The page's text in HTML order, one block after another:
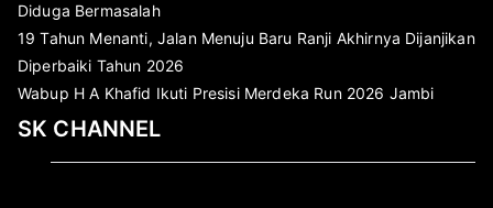
Diduga Bermasalah
19 Tahun Menanti, Jalan Menuju Baru Ranji Akhirnya Dijanjikan
Diperbaiki Tahun 2026
Wabup H A Khafid Ikuti Presisi Merdeka Run 2026 Jambi
SK CHANNEL